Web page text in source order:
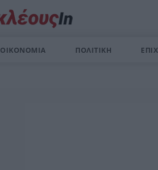
ΟΙΚΟΝΟΜΙΑ ΠΟΛΙΤΙΚΗ